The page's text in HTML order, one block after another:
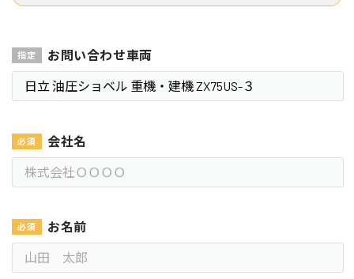
お問い合わせ車両
会社名
お名前